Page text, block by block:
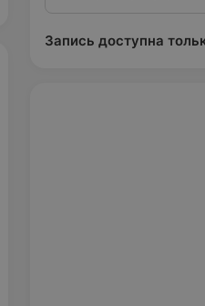
Запись доступна